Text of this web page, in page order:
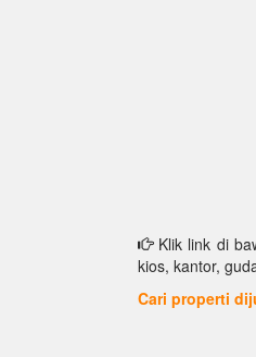
Klik link di
kios, kantor,
Cari properti